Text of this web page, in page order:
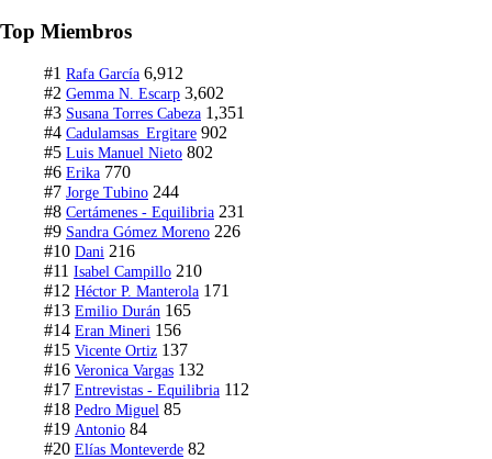
Top Miembros
#1 Rafa García 6,912
#2 Gemma N. Escarp 3,602
#3 Susana Torres Cabeza 1,351
#4 Cadulamsas_Ergitare 902
#5 Luis Manuel Nieto 802
#6 Erika 770
#7 Jorge Tubino 244
#8 Certámenes - Equilibria 231
#9 Sandra Gómez Moreno 226
#10 Dani 216
#11 Isabel Campillo 210
#12 Héctor P. Manterola 171
#13 Emilio Durán 165
#14 Eran Mineri 156
#15 Vicente Ortiz 137
#16 Veronica Vargas 132
#17 Entrevistas - Equilibria 112
#18 Pedro Miguel 85
#19 Antonio 84
#20 Elías Monteverde 82